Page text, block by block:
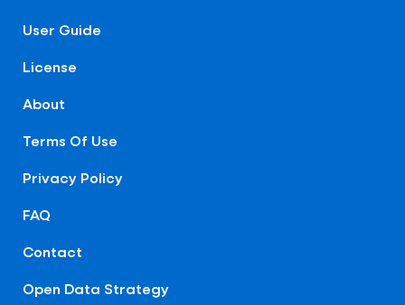
User Guide
License
About
Terms Of Use
Privacy Policy
FAQ
Contact
Open Data Strategy